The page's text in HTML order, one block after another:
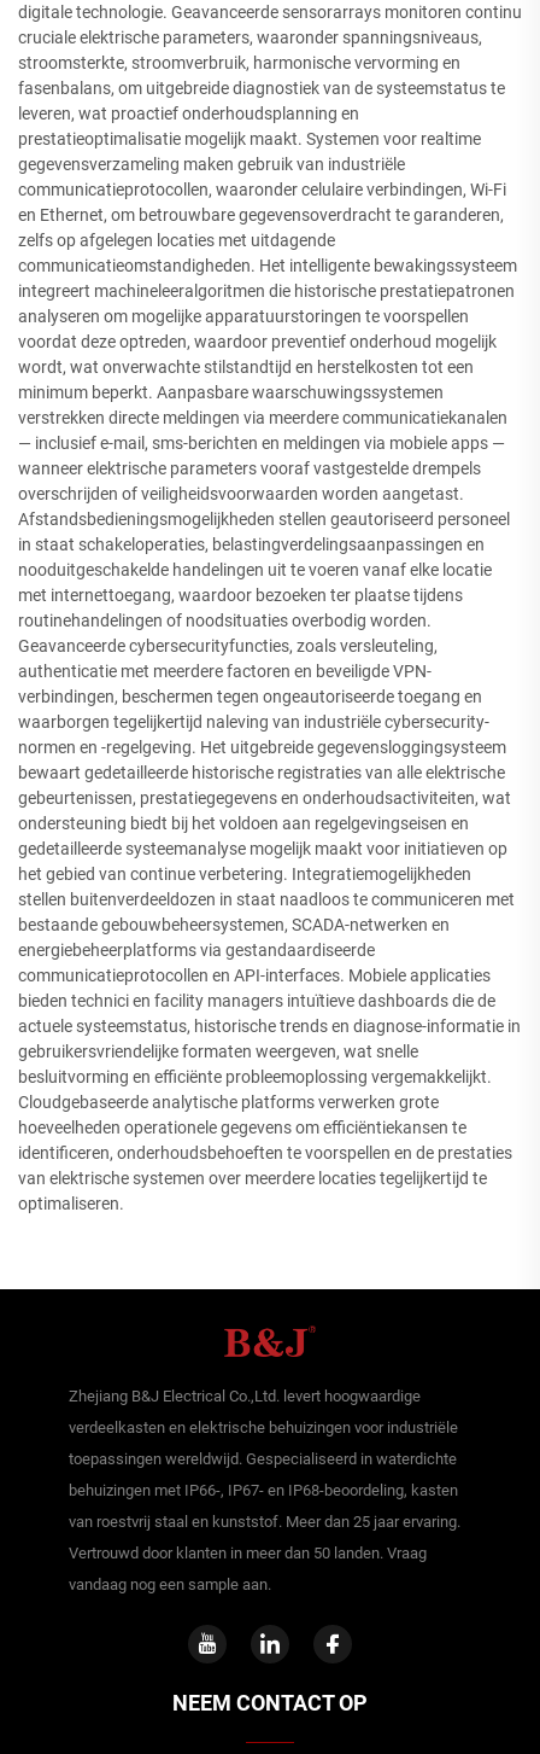
digitale technologie. Geavanceerde sensorarrays monitoren continu
cruciale elektrische parameters, waaronder spanningsniveaus,
stroomsterkte, stroomverbruik, harmonische vervorming en
fasenbalans, om uitgebreide diagnostiek van de systeemstatus te
leveren, wat proactief onderhoudsplanning en
prestatieoptimalisatie mogelijk maakt. Systemen voor realtime
gegevensverzameling maken gebruik van industriële
communicatieprotocollen, waaronder celulaire verbindingen, Wi-Fi
en Ethernet, om betrouwbare gegevensoverdracht te garanderen,
zelfs op afgelegen locaties met uitdagende
communicatieomstandigheden. Het intelligente bewakingssysteem
integreert machineleeralgoritmen die historische prestatiepatronen
analyseren om mogelijke apparatuurstoringen te voorspellen
voordat deze optreden, waardoor preventief onderhoud mogelijk
wordt, wat onverwachte stilstandtijd en herstelkosten tot een
minimum beperkt. Aanpasbare waarschuwingssystemen
verstrekken directe meldingen via meerdere communicatiekanalen
— inclusief e-mail, sms-berichten en meldingen via mobiele apps —
wanneer elektrische parameters vooraf vastgestelde drempels
overschrijden of veiligheidsvoorwaarden worden aangetast.
Afstandsbedieningsmogelijkheden stellen geautoriseerd personeel
in staat schakeloperaties, belastingverdelingsaanpassingen en
nooduitgeschakelde handelingen uit te voeren vanaf elke locatie
met internettoegang, waardoor bezoeken ter plaatse tijdens
routinehandelingen of noodsituaties overbodig worden.
Geavanceerde cybersecurityfuncties, zoals versleuteling,
authenticatie met meerdere factoren en beveiligde VPN-
verbindingen, beschermen tegen ongeautoriseerde toegang en
waarborgen tegelijkertijd naleving van industriële cybersecurity-
normen en -regelgeving. Het uitgebreide gegevensloggingsysteem
bewaart gedetailleerde historische registraties van alle elektrische
gebeurtenissen, prestatiegegevens en onderhoudsactiviteiten, wat
ondersteuning biedt bij het voldoen aan regelgevingseisen en
gedetailleerde systeemanalyse mogelijk maakt voor initiatieven op
het gebied van continue verbetering. Integratiemogelijkheden
stellen buitenverdeeldozen in staat naadloos te communiceren met
bestaande gebouwbeheersystemen, SCADA-netwerken en
energiebeheerplatforms via gestandaardiseerde
communicatieprotocollen en API-interfaces. Mobiele applicaties
bieden technici en facility managers intuïtieve dashboards die de
actuele systeemstatus, historische trends en diagnose-informatie in
gebruikersvriendelijke formaten weergeven, wat snelle
besluitvorming en efficiënte probleemoplossing vergemakkelijkt.
Cloudgebaseerde analytische platforms verwerken grote
hoeveelheden operationele gegevens om efficiëntiekansen te
identificeren, onderhoudsbehoeften te voorspellen en de prestaties
van elektrische systemen over meerdere locaties tegelijkertijd te
optimaliseren.
Zhejiang B&J Electrical Co.,Ltd. levert hoogwaardige
verdeelkasten en elektrische behuizingen voor industriële
toepassingen wereldwijd. Gespecialiseerd in waterdichte
behuizingen met IP66-, IP67- en IP68-beoordeling, kasten
van roestvrij staal en kunststof. Meer dan 25 jaar ervaring.
Vertrouwd door klanten in meer dan 50 landen. Vraag
vandaag nog een sample aan.
NEEM CONTACT OP